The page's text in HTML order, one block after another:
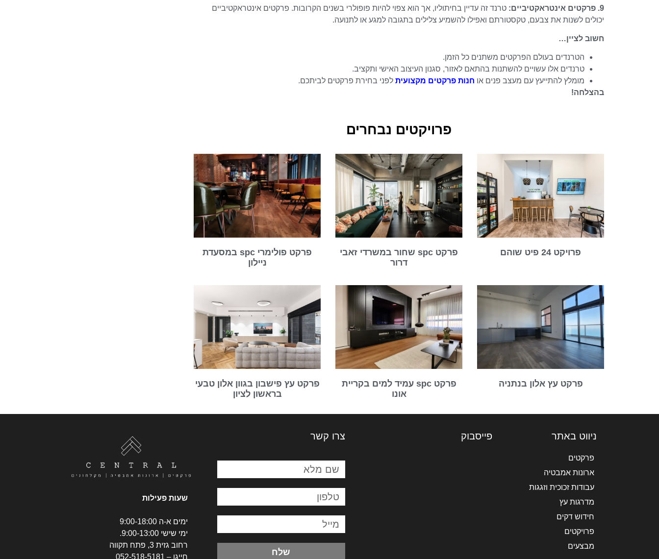
9. פרקטים אינטראקטיביים:
טרנד זה עדיין בחיתוליו, אך הוא צפוי להיות פופולרי בשנים הקרובות. פרקטים אינטראקטיביים
יכולים לשנות את צבעם, טקסטורתם ואפילו להשמיע צלילים בתגובה למגע או לתנועה.
חשוב לציין…
הטרנדים בעולם הפרקטים משתנים כל הזמן.
טרנדים אלו עשויים להשתנות בהתאם לאזור, סגנון העיצוב האישי ותקציב.
מומלץ להתייעץ עם מעצב פנים או חנות פרקטים מקצועית לפני בחירת פרקטים לביתכם.
בהצלחה!
פרויקטים נבחרים
פרויקט 24 פיט שוהם
פרקט spc שחור במשרדי זאבי
דרור
פרקט פולימרי spc במסעדת
ניילון
פרקט עץ אלון בנתניה
פרקט spc עמיד למים בקריית
אונו
פרקט עץ פישבון בגוון אלון טבעי
בראשון לציון
ניווט באתר
פרקטים
ארונות אמבטיה
עבודות זכוכית וזגגות
מדרגות עץ
חידוש דקים
פרויקטים
מבצעים
פייסבוק צרו קשר
שלח
שעות פעילות
ימים א-ה 9:00-18:00
ימי שישי 9:00-13:00.
רחוב גזית 3, פתח תקווה
חייגו – 052-518-5181